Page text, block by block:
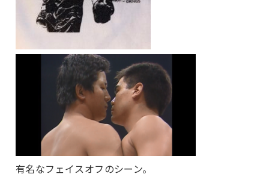
有名なフェイスオフのシーン。